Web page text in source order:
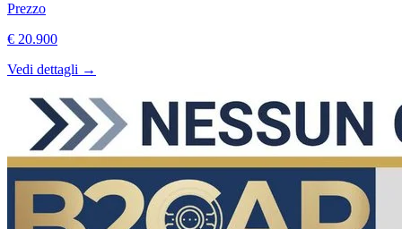
Prezzo
€ 20.900
Vedi dettagli →